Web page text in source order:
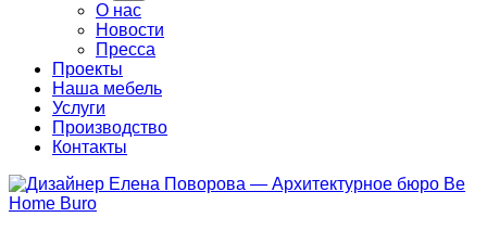
О нас
Новости
Пресса
Проекты
Наша мебель
Услуги
Производство
Контакты